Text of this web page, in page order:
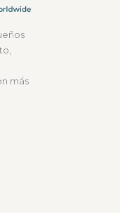
más